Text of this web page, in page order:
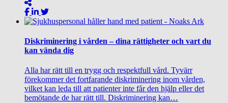
Diskriminering i vården – dina rättigheter och vart du
kan vända dig
Alla har rätt till en trygg och respektfull vård. Tyvärr
förekommer det fortfarande diskriminering inom vården,
vilket kan leda till att patienter inte får den hjälp eller det
bemötande de har rätt till. Diskriminering kan…